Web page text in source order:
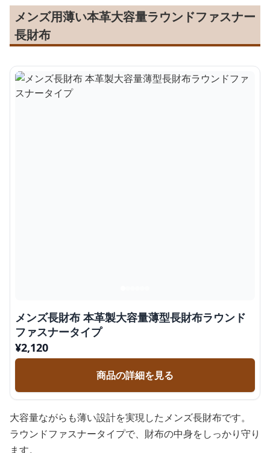
メンズ用薄い本革大容量ラウンドファスナー
長財布
メンズ長財布 本革製大容量薄型長財布ラウンド
ファスナータイプ
¥2,120
商品の詳細を見る
大容量ながらも薄い設計を実現したメンズ長財布です。
ラウンドファスナータイプで、財布の中身をしっかり守り
ます。